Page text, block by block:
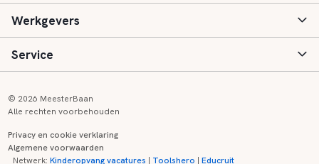
Speciaal (basis) onderwijs
Voortgezet onderwijs
Kinderopvang
Aanmelden
Vacatures
Zij-instroom informatie
Werkgevers
Inloggen
Registreren
Service
Onderwijs links
© 2026 MeesterBaan
Alle rechten voorbehouden
Privacy en cookie verklaring
Algemene voorwaarden
Netwerk:Kinderopvang vacatures | Toolshero |Educruit